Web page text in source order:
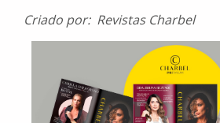
Criado por: Revistas Charbel